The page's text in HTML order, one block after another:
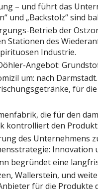
– und führt das
und „Backstolz“ sind
Betrieb der
Stationen des
Industrie.
Angebot:
um: nach
für
die für den
kontrolliert den
des
Innovation
begründet eine
Wallerstein, und
für die